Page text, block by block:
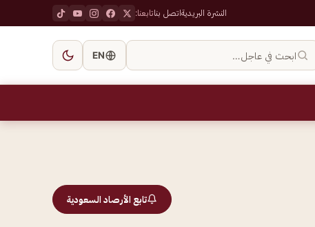
النشرة البريديةاتصل بناتابعنا:
ابحث في عاجل… EN
تابع الأرصاد السعودية